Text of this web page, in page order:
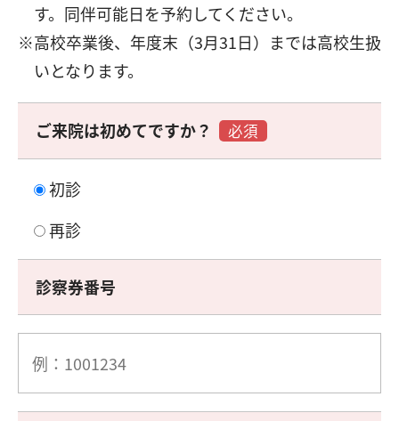
す。同伴可能日を予約してください。
高校卒業後、年度末（3月31日）までは高校生扱
いとなります。
ご来院は初めてですか？ 必須
初診
再診
診察券番号